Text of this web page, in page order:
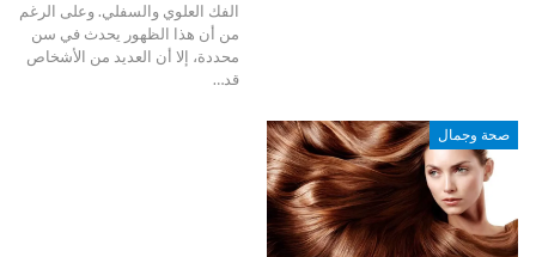
الفك العلوي والسفلي. وعلى الرغم
من أن هذا الظهور يحدث في سن
محددة، إلا أن العديد من الأشخاص
قد…
صحة وجمال